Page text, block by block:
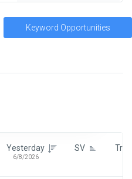
Keyword Opportunities
Yesterday
6/8/2026
SV